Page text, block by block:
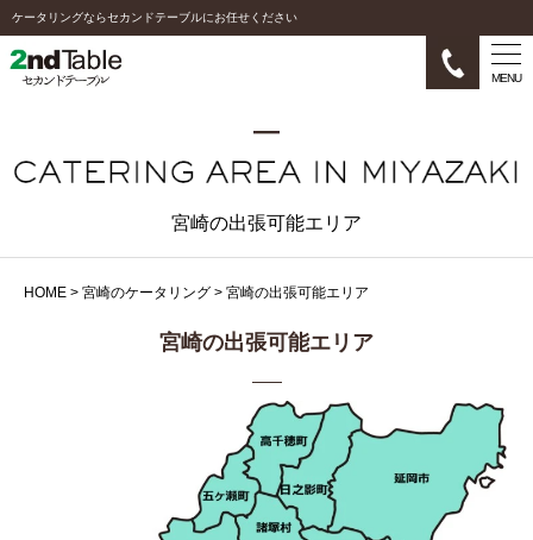
ケータリングならセカンドテーブルにお任せください
MENU
宮崎の出張可能エリア
HOME > 宮崎のケータリング > 宮崎の出張可能エリア
宮崎の出張可能エリア